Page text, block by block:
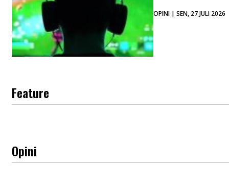
OPINI | SEN, 27 JULI 2026
Feature
Opini